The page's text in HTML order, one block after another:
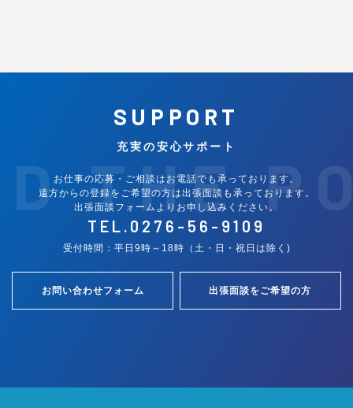
THE
SUPPORT
充実の安心サポート
お仕事の応募・ご相談はお電話でも承っております。
遠方からの登録をご希望の方は出張面談も承っております。
出張面談フォームよりお申し込みください。
TEL. 0276-56-9109
受付時間：平日9時～18時（土・日・祝日は除く)
お問い合わせフォーム 出張面談をご希望の方